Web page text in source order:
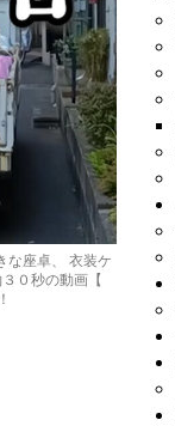
な座卓、 衣装ケ
０秒の動画【